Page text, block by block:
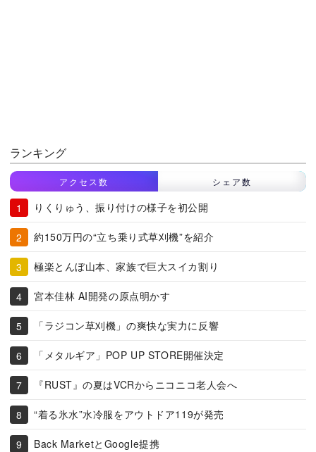
ランキング
アクセス数 シェア数
りくりゅう、振り付けの様子を初公開
約150万円の“立ち乗り式草刈機”を紹介
極楽とんぼ山本、家族で巨大スイカ割り
宮本佳林 AI開発の原点明かす
「ラジコン草刈機」の爽快な実力に反響
「メタルギア」POP UP STORE開催決定
『RUST』の夏はVCRからニコニコ老人会へ
“着る氷水”水冷服をアウトドア119が発売
Back MarketとGoogle提携